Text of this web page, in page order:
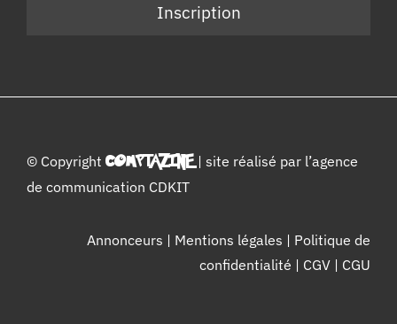
© Copyright COMPTAZINE| site réalisé par l’agence
de communication CDKIT
Annonceurs | Mentions légales | Politique de
confidentialité | CGV | CGU